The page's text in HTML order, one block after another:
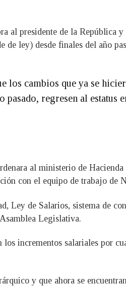
presidente de la República y
ley) desde finales del año
los cambios que ya se
regresen al estatus
al ministerio de
con el equipo de trabajo de
Ley de Salarios, sistema de
Legislativa.
incrementos salariales por
y que ahora se